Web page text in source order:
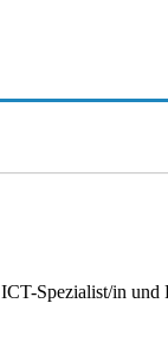
ICT-Spezialist/in und